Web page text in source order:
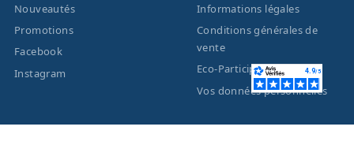
Nouveautés
Promotions
Facebook
Instagram
Informations légales
Conditions générales de
vente
Eco-Participation
Vos données personnelles